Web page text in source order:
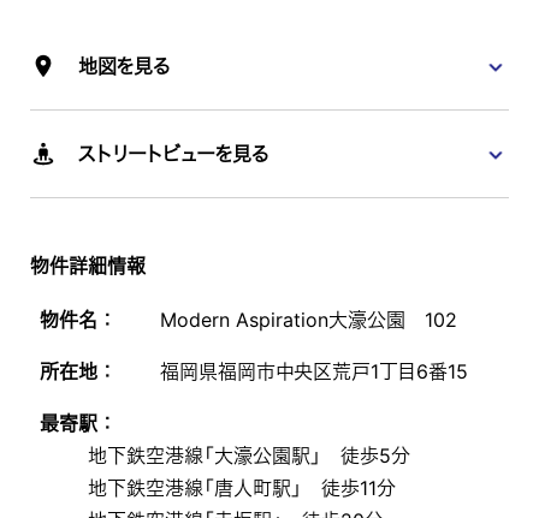
地図を見る
ストリートビューを見る
物件詳細情報
物件名 ： Modern Aspiration大濠公園 102
所在地 ： 福岡県福岡市中央区荒戸1丁目6番15
最寄駅 ：
地下鉄空港線「大濠公園駅」 徒歩5分
地下鉄空港線「唐人町駅」 徒歩11分